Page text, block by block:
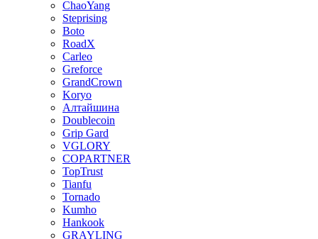
ChaoYang
Steprising
Boto
RoadX
Carleo
Greforce
GrandCrown
Koryo
Алтайшина
Doublecoin
Grip Gard
VGLORY
COPARTNER
TopTrust
Tianfu
Tornado
Kumho
Hankook
GRAYLING